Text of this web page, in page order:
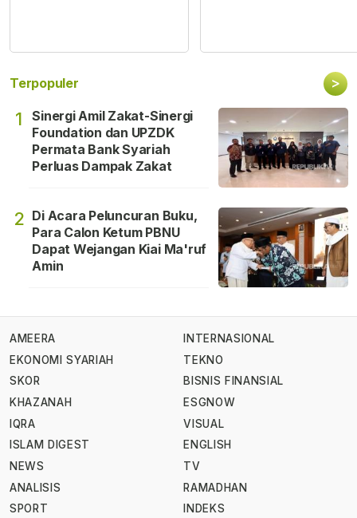
Terpopuler >
1
Sinergi Amil Zakat-Sinergi
Foundation dan UPZDK
Permata Bank Syariah
Perluas Dampak Zakat
2 Di Acara Peluncuran Buku,
Para Calon Ketum PBNU
Dapat Wejangan Kiai Ma'ruf
Amin
AMEERA
EKONOMI SYARIAH
SKOR
KHAZANAH
IQRA
ISLAM DIGEST
NEWS
ANALISIS
SPORT
INTERNASIONAL
TEKNO
BISNIS FINANSIAL
ESGNOW
VISUAL
ENGLISH
TV
RAMADHAN
INDEKS